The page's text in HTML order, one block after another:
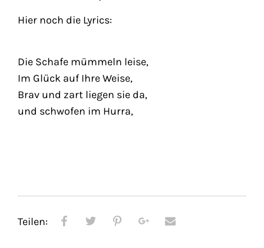
Hier noch die Lyrics:
Die Schafe mümmeln leise,
Im Glück auf Ihre Weise,
Brav und zart liegen sie da,
und schwofen im Hurra,
Teilen: